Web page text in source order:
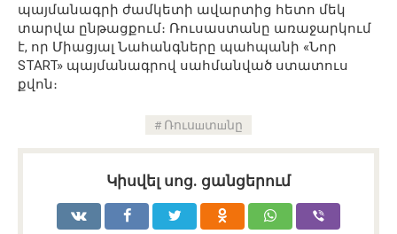
պայմանագրի ժամկետի ավարտից հետո մեկ
տարվա ընթացքում։ Ռուսաստանը առաջարկում
է, որ Միացյալ Նահանգները պահպանի «Նոր
START» պայմանագրով սահմանված ստատուս
քվոն։
Ռուսшտшնը
Կիսվել սոց․ ցանցերում